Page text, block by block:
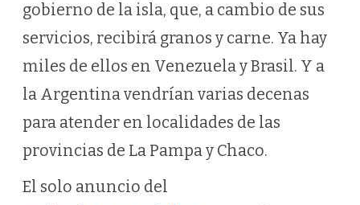
gobierno de la isla, que, a cambio de sus
servicios, recibirá granos y carne. Ya hay
miles de ellos en Venezuela y Brasil. Y a
la Argentina vendrían varias decenas
para atender en localidades de las
provincias de La Pampa y Chaco.
El solo anuncio del